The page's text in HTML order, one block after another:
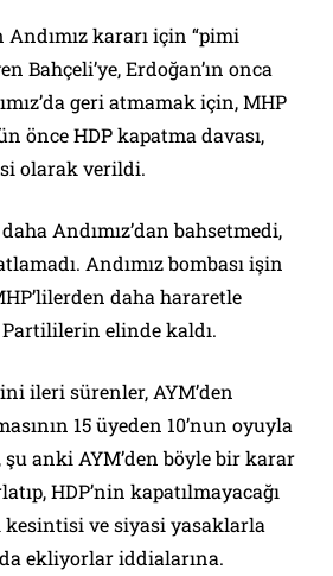
Andımız kararı için “pimi
Bahçeli’ye, Erdoğan’ın onca
geri atmamak için, MHP
önce HDP kapatma davası,
olarak verildi.
Andımız’dan bahsetmedi,
Andımız bombası işin
daha hararetle
Partililerin elinde kaldı.
ileri sürenler, AYM’den
15 üyeden 10’nun oyuyla
anki AYM’den böyle bir karar
HDP’nin kapatılmayacağı
kesintisi ve siyasi yasaklarla
da ekliyorlar iddialarına.